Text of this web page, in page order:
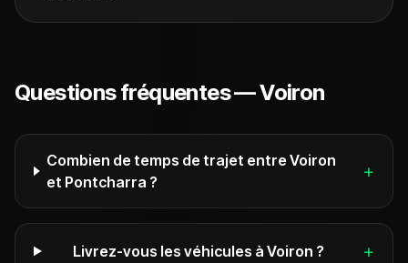
Questions fréquentes —Voiron
Combien de temps de trajet entre Voiron
et Pontcharra ?
+
Livrez-vous les véhicules à Voiron ? +